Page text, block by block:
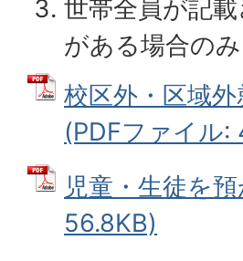
世帯全員が記
がある場合のみ
校区外・区域
(PDFファイル:
児童・生徒を
56.8KB)